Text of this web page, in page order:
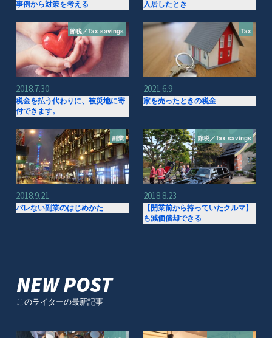
事例から対策を考える
入居したとき
節税／Tax savings
2018.7.30
税金を払う代わりに、被災地に寄
付できます。
Tax
2021.6.9
家を売ったときの税金
副業
2018.9.21
バレない副業のはじめかた
節税／Tax savings
2018.8.23
【開業前から持っていたクルマ】
も減価償却できる
NEW POST
このライターの最新記事